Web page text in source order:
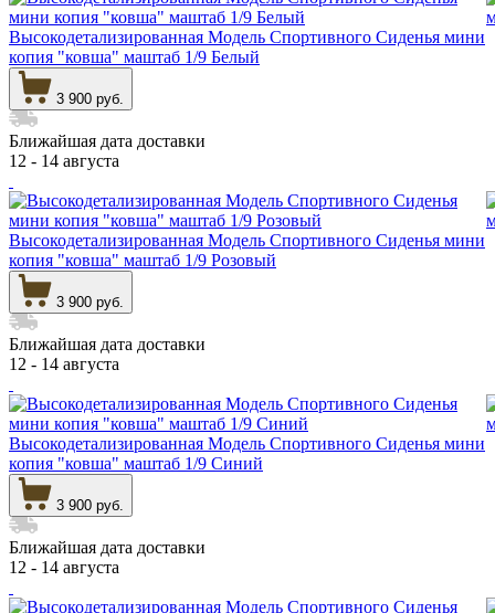
Высокодетализированная Модель Спортивного Сиденья мини
копия "ковша" маштаб 1/9 Белый
3 900 руб.
Ближайшая дата доставки
12 - 14 августа
Высокодетализированная Модель Спортивного Сиденья мини
копия "ковша" маштаб 1/9 Розовый
3 900 руб.
Ближайшая дата доставки
12 - 14 августа
Высокодетализированная Модель Спортивного Сиденья мини
копия "ковша" маштаб 1/9 Синий
3 900 руб.
Ближайшая дата доставки
12 - 14 августа